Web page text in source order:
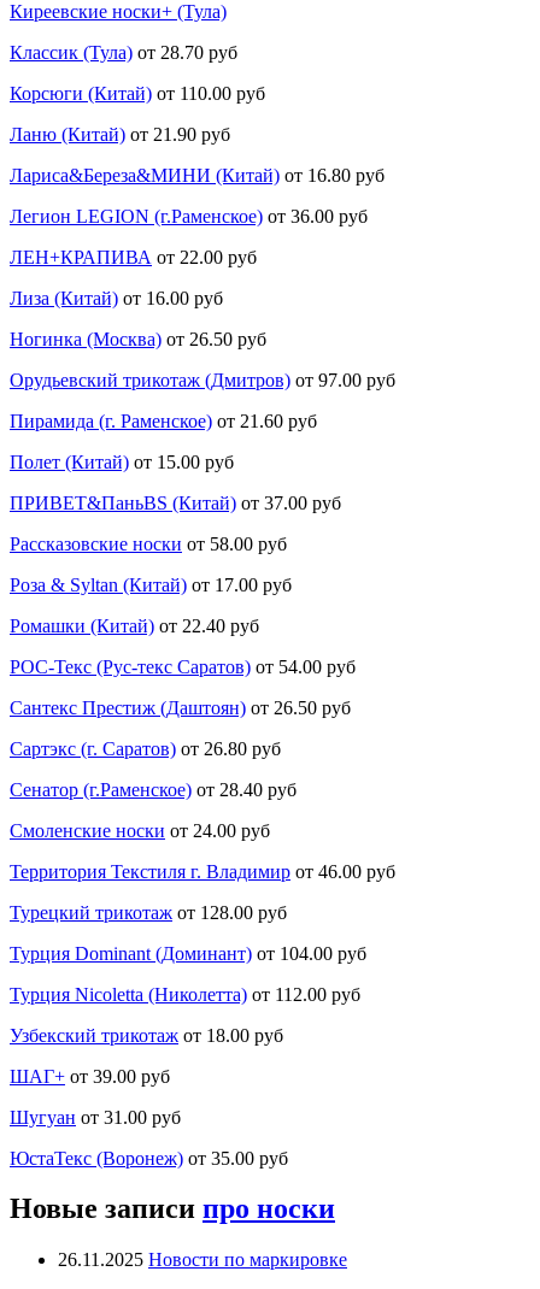
Киреевские носки+ (Тула)
Классик (Тула) от 28.70 руб
Корсюги (Китай) от 110.00 руб
Ланю (Китай) от 21.90 руб
Лариса&Береза&МИНИ (Китай) от 16.80 руб
Легион LEGION (г.Раменское) от 36.00 руб
ЛЕН+КРАПИВА от 22.00 руб
Лиза (Китай) от 16.00 руб
Ногинка (Москва) от 26.50 руб
Орудьевский трикотаж (Дмитров) от 97.00 руб
Пирамида (г. Раменское) от 21.60 руб
Полет (Китай) от 15.00 руб
ПРИВЕТ&ПаньBS (Китай) от 37.00 руб
Рассказовские носки от 58.00 руб
Роза & Syltan (Китай) от 17.00 руб
Ромашки (Китай) от 22.40 руб
РОС-Текс (Рус-текс Саратов) от 54.00 руб
Сантекс Престиж (Даштоян) от 26.50 руб
Сартэкс (г. Саратов) от 26.80 руб
Сенатор (г.Раменское) от 28.40 руб
Смоленские носки от 24.00 руб
Территория Текстиля г. Владимир от 46.00 руб
Турецкий трикотаж от 128.00 руб
Турция Dominant (Доминант) от 104.00 руб
Турция Nicoletta (Николетта) от 112.00 руб
Узбекский трикотаж от 18.00 руб
ШАГ+ от 39.00 руб
Шугуан от 31.00 руб
ЮстаТекс (Воронеж) от 35.00 руб
Новые записи про носки
26.11.2025 Новости по маркировке